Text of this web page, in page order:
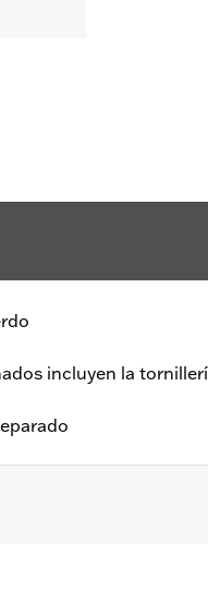
incluyen la